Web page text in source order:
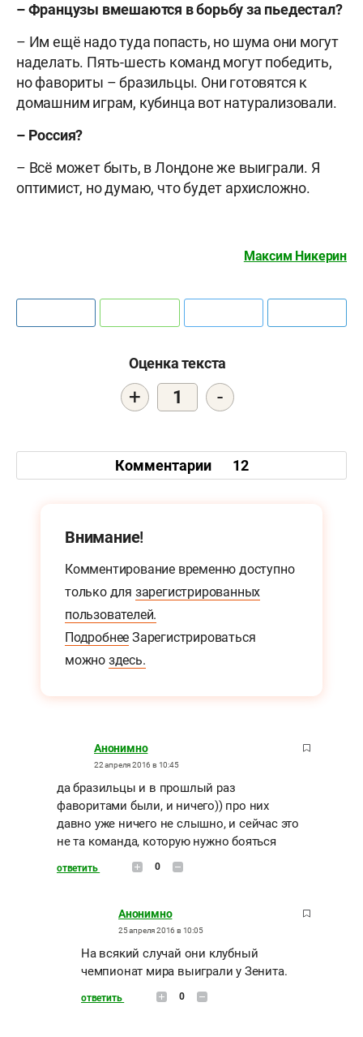
– Французы вмешаются в борьбу за пьедестал?
– Им ещё надо туда попасть, но шума они могут
наделать. Пять-шесть команд могут победить,
но фавориты – бразильцы. Они готовятся к
домашним играм, кубинца вот натурализовали.
– Россия?
– Всё может быть, в Лондоне же выиграли. Я
оптимист, но думаю, что будет архисложно.
Максим Никерин
Оценка текста
+ 1 -
Комментарии 12
Внимание!
Комментирование временно доступно
только для зарегистрированных
пользователей.
Подробнее Зарегистрироваться
можно здесь.
Анонимно
22 апреля 2016 в 10:45
да бразильцы и в прошлый раз
фаворитами были, и ничего)) про них
давно уже ничего не слышно, и сейчас это
не та команда, которую нужно бояться
ответить 0
Анонимно
25 апреля 2016 в 10:05
На всякий случай они клубный
чемпионат мира выиграли у Зенита.
ответить 0